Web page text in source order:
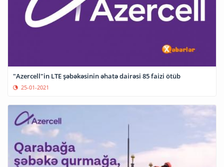
"Azercell"in LTE şəbəkəsinin əhatə dairəsi 85 faizi ötüb
25-01-2021